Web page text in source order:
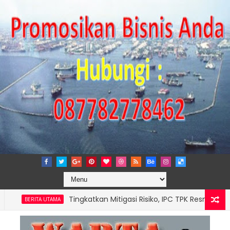
BERITA UTAMA Tingkatkan Mitigasi Risiko, IPC TPK Resmi